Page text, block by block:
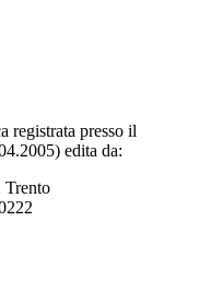
registrata presso il
edita da:
Trento